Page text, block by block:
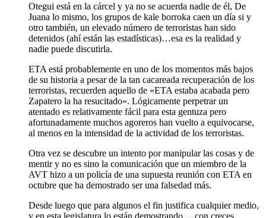
Otegui está en la cárcel y ya no se acuerda nadie de él, De
Juana lo mismo, los grupos de kale borroka caen un día si y
otro también, un elevado número de terroristas han sido
detenidos (ahí están las estadísticas)…esa es la realidad y
nadie puede discutirla.
ETA está probablemente en uno de los momentos más bajos
de su historia a pesar de la tan cacareada recuperación de los
terroristas, recuerden aquello de «ETA estaba acabada pero
Zapatero la ha resucitado». Lógicamente perpetrar un
atentado es relativamente fácil para esta gentuza pero
afortunadamente muchos agoreros han vuelto a equivocarse,
al menos en la intensidad de la actividad de los terroristas.
Otra vez se descubre un intento por manipular las cosas y de
mentir y no es sino la comunicación que un miembro de la
AVT hizo a un policía de una supuesta reunión con ETA en
octubre que ha demostrado ser una falsedad más.
Desde luego que para algunos el fin justifica cualquier medio,
y en esta legislatura lo están demostrando….con creces.